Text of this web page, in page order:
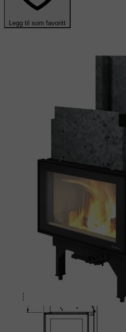
Legg til som favoritt